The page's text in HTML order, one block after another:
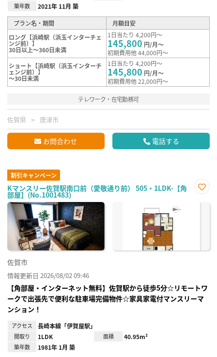
築年数 2021年 11月 築
プラン名・期間
月額目安
ロング【浜崎駅（浜玉インターチェ
ンジ前）】
30日以上～360日未満
1日当たり 4,200円～
145,800 円/月～
初期費用他 44,000円～
ショート【浜崎駅（浜玉インターチ
ェンジ前）】
～30日未満
1日当たり 4,200円～
145,800 円/月～
初期費用他 22,000円～
テレワーク・在宅勤務可
佐賀県 唐津市
お問合わせ 電話する
割引キャンペーン
Kマンスリー佐賀駅南口前（愛敬通り前） 505・1LDK-【角
部屋】(No.1001483)
に入
佐賀市
情報更新日 2026/08/02 09:46
【角部屋・インターネット無料】佐賀駅から徒歩5分☆リモートワ
ークで出張先で便利な駐車場完備物件☆家具家電付マンスリーマ
ンション！
アクセス 長崎本線「伊賀屋駅」
間取り 1LDK 面積 40.95m²
築年数 1981年 1月 築